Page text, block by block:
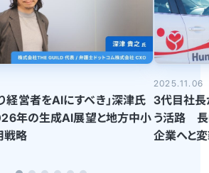
経営者をAIにすべき」深津氏
年の生成AI展望と地方中小
戦略
2025.11.06
3代目社長
う活路 長
企業へと